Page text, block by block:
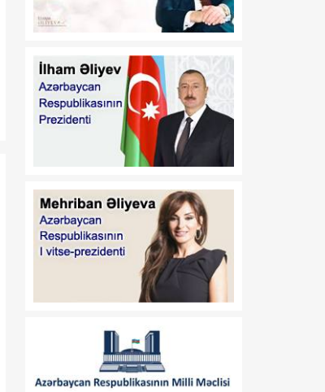
qanunlarında dəyişiklik
"Media Reyestrinin
aparılması Qaydaları"nın
təsdiq edilməsi haqqında"
Azərbaycan Respublikası
Prezidentinin 2022-ci il 26
sentyabr tarixli 1846
dəyişiklik edilməsi barədə
01:11
08 Avqust
"Dövlət qulluğu
haqqında"və "Media
haqqında" Azərbaycan
Respublikasının 2026-cı il
14 iyul tarixli 449-VIIQD
01:09
08 Avqust